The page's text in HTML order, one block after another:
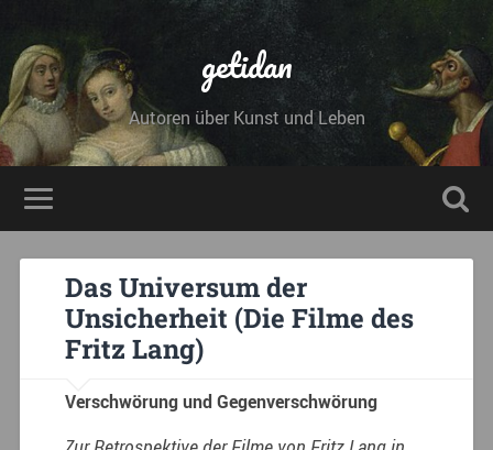
getidan
Autoren über Kunst und Leben
Das Universum der
Unsicherheit (Die Filme des
Fritz Lang)
Verschwörung und Gegenverschwörung